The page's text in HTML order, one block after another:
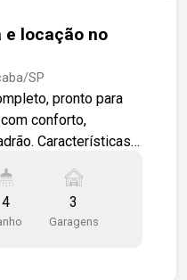
e locação no
SP
pronto para
conforto,
Características
forro em
- Painel de TV em
à varanda
4 3
Garagens